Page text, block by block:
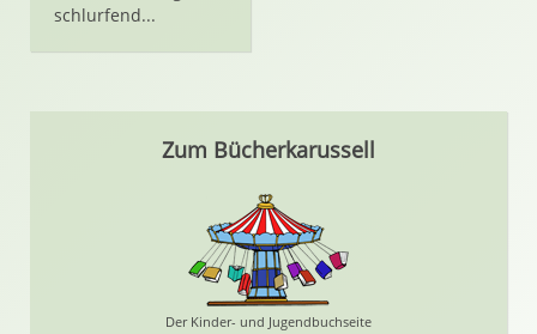
schlurfend...
Zum Bücherkarussell
Der Kinder- und Jugendbuchseite